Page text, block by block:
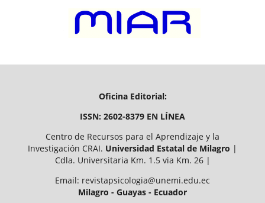
Oficina Editorial:
ISSN: 2602-8379 EN LÍNEA
Centro de Recursos para el Aprendizaje y la
Investigación CRAI. Universidad Estatal de Milagro |
Cdla. Universitaria Km. 1.5 via Km. 26 |
Email: revistapsicologia@unemi.edu.ec
Milagro - Guayas - Ecuador